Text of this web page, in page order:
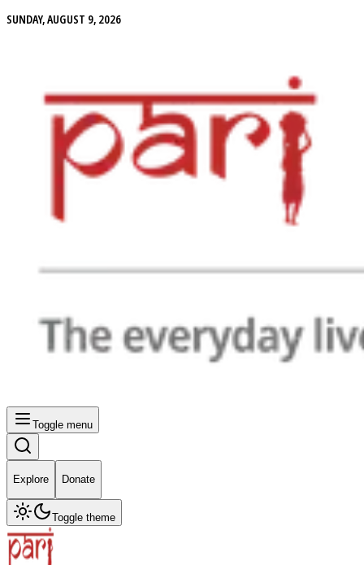
SUNDAY, AUGUST 9, 2026
Toggle menu
Explore Donate
Toggle theme